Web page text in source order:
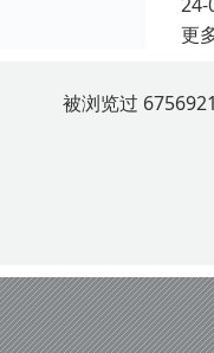
更
被浏览过